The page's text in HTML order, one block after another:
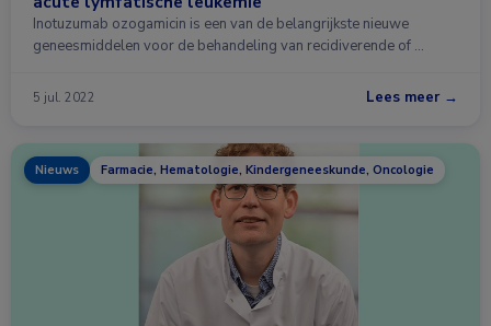
Inotuzumab ozogamicin is een van de belangrijkste nieuwe
geneesmiddelen voor de behandeling van recidiverende of …
5 jul. 2022 Lees meer →
Nieuws Farmacie, Hematologie, Kindergeneeskunde, Oncologie